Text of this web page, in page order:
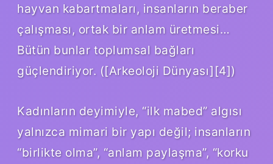
hayvan kabartmaları, insanların beraber
çalışması, ortak bir anlam üretmesi…
Bütün bunlar toplumsal bağları
güçlendiriyor. ([Arkeoloji Dünyası][4])
Kadınların deyimiyle, “ilk mabed” algısı
yalnızca mimari bir yapı değil; insanların
“birlikte olma”, “anlam paylaşma”, “korku